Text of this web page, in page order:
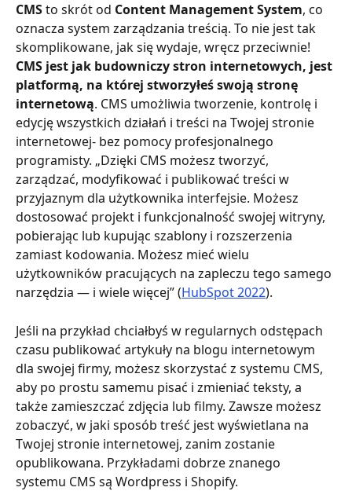
CMS to skrót od Content Management System, co
oznacza system zarządzania treścią. To nie jest tak
skomplikowane, jak się wydaje, wręcz przeciwnie!
CMS jest jak budowniczy stron internetowych, jest
platformą, na której stworzyłeś swoją stronę
internetową. CMS umożliwia tworzenie, kontrolę i
edycję wszystkich działań i treści na Twojej stronie
internetowej- bez pomocy profesjonalnego
programisty. „Dzięki CMS możesz tworzyć,
zarządzać, modyfikować i publikować treści w
przyjaznym dla użytkownika interfejsie. Możesz
dostosować projekt i funkcjonalność swojej witryny,
pobierając lub kupując szablony i rozszerzenia
zamiast kodowania. Możesz mieć wielu
użytkowników pracujących na zapleczu tego samego
narzędzia — i wiele więcej” (HubSpot 2022).
Jeśli na przykład chciałbyś w regularnych odstępach
czasu publikować artykuły na blogu internetowym
dla swojej firmy, możesz skorzystać z systemu CMS,
aby po prostu samemu pisać i zmieniać teksty, a
także zamieszczać zdjęcia lub filmy. Zawsze możesz
zobaczyć, w jaki sposób treść jest wyświetlana na
Twojej stronie internetowej, zanim zostanie
opublikowana. Przykładami dobrze znanego
systemu CMS są Wordpress i Shopify.